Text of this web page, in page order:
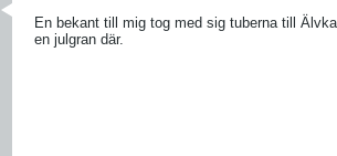
En bekant till mig tog med sig tuberna till
en julgran där.